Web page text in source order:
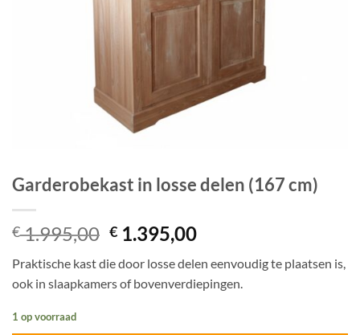
Garderobekast in losse delen (167 cm)
€1.995,00 Oorspronkelijke
was:
€ 1.995,00.
€ 1.395,00Huidige
is:
€ 1.395,00.
Praktische kast die door losse delen eenvoudig te plaatsen is,
ook in slaapkamers of bovenverdiepingen.
1 op voorraad